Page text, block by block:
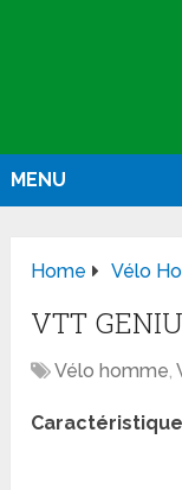
MENU
Home Vélo
VTT
Vélo homme,